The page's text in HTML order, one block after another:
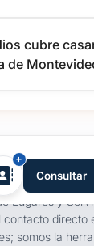
cubre
de
Consultar
Lugares y
contacto directo
somos la